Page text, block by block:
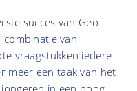
succes van Geo
combinatie van
vraagstukken iedere
meer een taak van het